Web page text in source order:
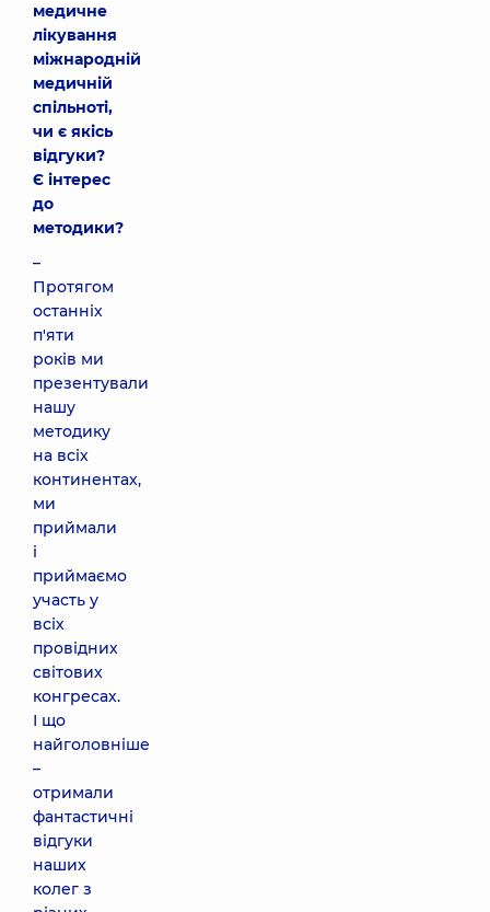
медичне
лікування
міжнародній
медичній
спільноті,
чи є якісь
відгуки?
Є інтерес
до
методики?
–
Протягом
останніх
п'яти
років ми
презентували
нашу
методику
на всіх
континентах,
ми
приймали
і
приймаємо
участь у
всіх
провідних
світових
конгресах.
І що
найголовніше
–
отримали
фантастичні
відгуки
наших
колег з